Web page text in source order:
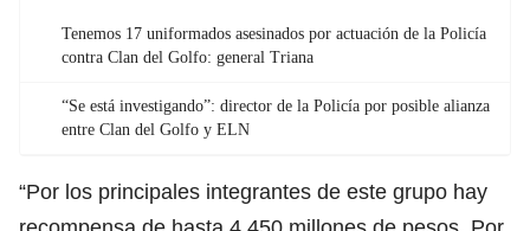
Tenemos 17 uniformados asesinados por actuación de la Policía
contra Clan del Golfo: general Triana
“Se está investigando”: director de la Policía por posible alianza
entre Clan del Golfo y ELN
“Por los principales integrantes de este grupo hay